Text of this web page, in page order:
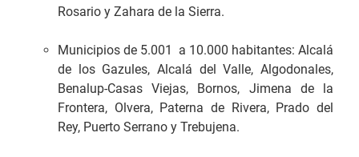
Rosario y Zahara de la Sierra.
Municipios de 5.001 a 10.000 habitantes: Alcalá
de los Gazules, Alcalá del Valle, Algodonales,
Benalup-Casas Viejas, Bornos, Jimena de la
Frontera, Olvera, Paterna de Rivera, Prado del
Rey, Puerto Serrano y Trebujena.